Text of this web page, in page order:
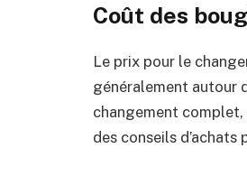
Coût des
Le prix pour le
généralement autour
changement
des conseils